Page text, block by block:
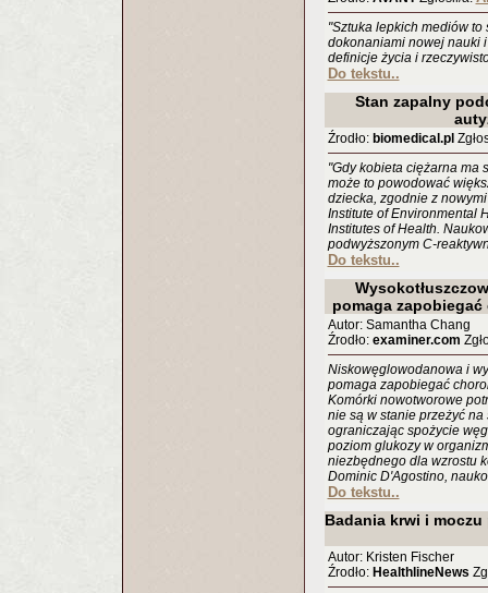
"Sztuka lepkich mediów to
dokonaniami nowej nauki
definicje życia i
Do tekstu..
Stan zapalny
Źrodło: biomedical.pl
"Gdy kobieta ciężarna ma
może to powodować
dziecka, zgodnie z
Institute of Environmental
Institutes of Health.
podwyższonym C-
Do tekstu..
pomaga
Autor: Samantha Chang
Źrodło: examiner.com
Niskowęglowodanowa i
pomaga zapobiegać
Komórki nowotworowe
nie są w stanie przeżyć na
ograniczając spożycie
poziom glukozy w
niezbędnego dla wzrostu
Dominic D'Agostino,
Do tekstu..
Badania krwi i
Autor: Kristen Fischer
Źrodło: HealthlineNews